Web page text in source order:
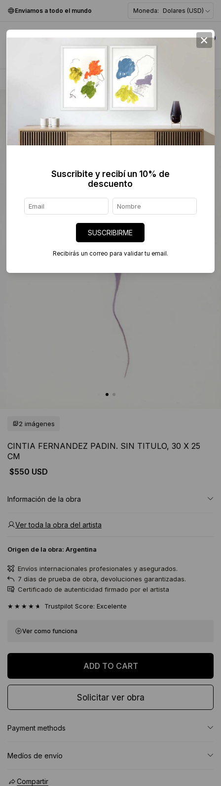
Enviamos a todo el mundo Moneda: Dolares (USD)
0
Figurativa >
2 imágenes
CINTIA FERNANDEZ PADIN. SIN TITULO, 30 X 25
CM
$550 USD
Información de la obra
Ver toda la obra del artista
Origen de la obra: Argentina
Envíos internacionales profesionales y asegurados.
7 días de prueba de obra, devoluciones garantizadas.
Certificado de autenticidad firmado por el artista
★★★★★ Trustpilot Score: Excelente
Ver como funciona
Solicitar ver obra
Payment methods
Medíos de envío
Compartir
×
Suscribite y recibí un 10% de
descuento
SUSCRIBIRME
Recibirás un correo para validar tu email.